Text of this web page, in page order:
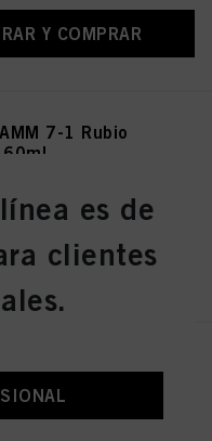
Y COMPRAR
7-1 Rubio
60ml
Y COMPRAR
60 ml
es de
clientes